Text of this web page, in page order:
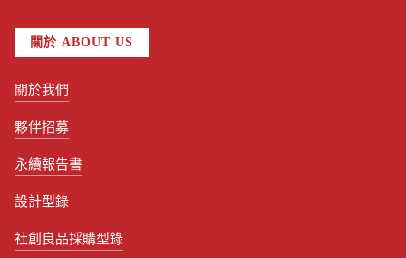
關於 ABOUT US
關於我們
夥伴招募
永續報告書
設計型錄
社創良品採購型錄